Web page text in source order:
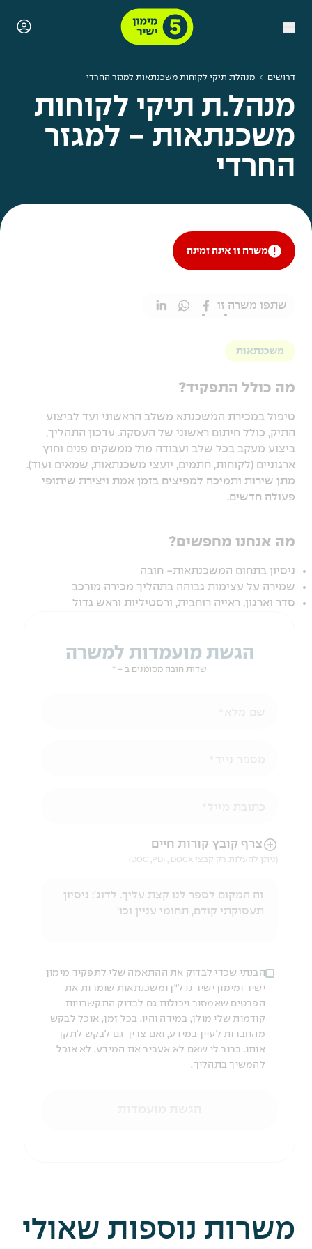
דרושים מנהלת תיקי לקוחות משכנתאות למגזר החרדי
מנהל.ת תיקי לקוחות
משכנתאות - למגזר
החרדי
משרה זו אינה זמינה
שתפו משרה זו
משכנתאות
מה כולל התפקיד?
טיפול במכירת המשכנתא משלב הראשוני ועד לביצוע
התיק, כולל חיתום ראשוני של העסקה. עדכון התהליך,
ביצוע מעקב בכל שלב ועבודה מול ממשקים פנים וחוץ
ארגוניים (לקוחות, חתמים, יועצי משכנתאות, שמאים ועוד).
מתן שירות ותמיכה למפיצים בזמן אמת ויצירת שיתופי
פעולה חדשים.
מה אנחנו מחפשים?
ניסיון בתחום המשכנתאות- חובה
שמירה על עצימות גבוהה בתהליך מכירה מורכב
סדר וארגון, ראייה רוחבית, ורסטיליות וראש גדול
הגשת מועמדות למשרה
שדות חובה מסומנים ב - *
הניווט לאחר העלאת הקובץ באמצעות מקש ה-TAB
צרף קובץ קורות חיים
(ניתן להעלות רק קבצי DOC ,PDF, DOCX)
הבנתי שכדי לבדוק את ההתאמה שלי לתפקיד מימון
ישיר ומימון ישיר נדל"ן ומשכנתאות שומרות את
הפרטים שאמסור ויכולות גם לבדוק התקשרויות
קודמות שלי מולן, במידה והיו. בכל זמן, אוכל לבקש
מהחברות לעיין במידע, ואם צריך גם לבקש לתקן
אותו. ברור לי שאם לא אעביר את המידע, לא אוכל
להמשיך בתהליך.
משרות נוספות שאולי